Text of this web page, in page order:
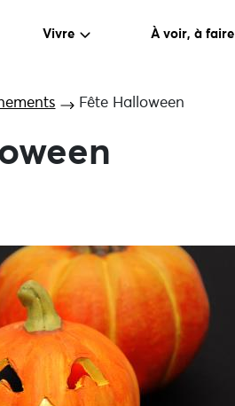
Vivre À voir, à faire
Fête Halloween